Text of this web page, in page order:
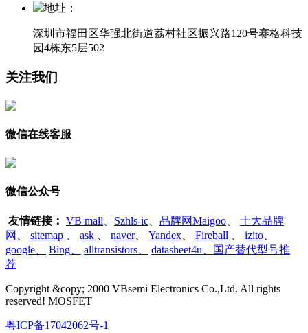
地址：
深圳市福田区华强北街道荔村社区振兴路120号赛格科技
园4栋东5层502
关注我们
微信在线客服
微信公众号
友情链接： VB mall Szhls-ic 品牌网Maigoo
十大品牌
网
sitemap ask naver、 Yandex Fireball izito
google
Bing alltransistors
datasheet4u、国产替代型号推
荐
Copyright &copy; 2000 VBsemi Electronics Co.,Ltd. All rights
reserved! MOSFET
粤ICP备17042062号-1